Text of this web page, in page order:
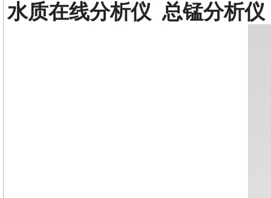
水质在线分析仪 总锰分析仪